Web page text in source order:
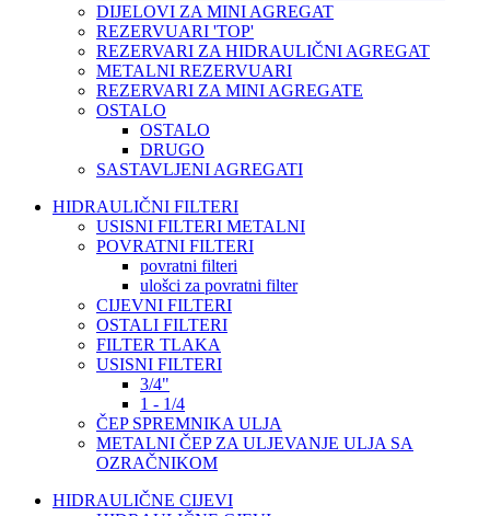
DIJELOVI ZA MINI AGREGAT
REZERVUARI 'TOP'
REZERVARI ZA HIDRAULIČNI AGREGAT
METALNI REZERVUARI
REZERVARI ZA MINI AGREGATE
OSTALO
OSTALO
DRUGO
SASTAVLJENI AGREGATI
HIDRAULIČNI FILTERI
USISNI FILTERI METALNI
POVRATNI FILTERI
povratni filteri
ulošci za povratni filter
CIJEVNI FILTERI
OSTALI FILTERI
FILTER TLAKA
USISNI FILTERI
3/4"
1 - 1/4
ČEP SPREMNIKA ULJA
METALNI ČEP ZA ULJEVANJE ULJA SA
OZRAČNIKOM
HIDRAULIČNE CIJEVI